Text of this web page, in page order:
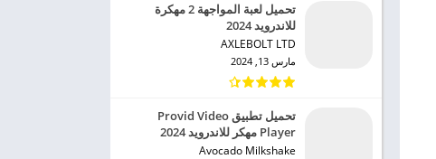
تحميل لعبة المواجهة 2 مهكرة
للاندرويد 2024
AXLEBOLT LTD‏
مارس 13, 2024
تحميل تطبيق Provid Video
Player مهكر للاندرويد 2024
Avocado Milkshake‏